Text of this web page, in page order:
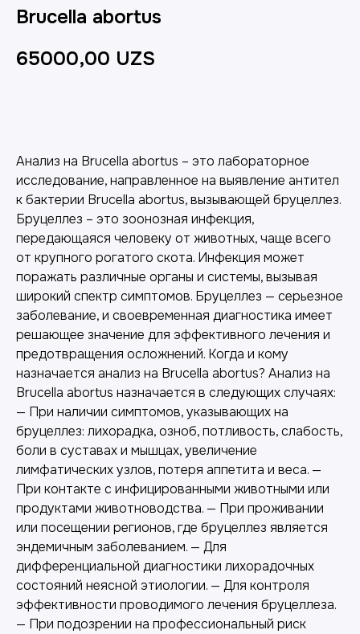
Brucella abortus
65000,00 UZS
Анализ на Brucella abortus – это лабораторное
исследование, направленное на выявление антител
к бактерии Brucella abortus, вызывающей бруцеллез.
Бруцеллез – это зоонозная инфекция,
передающаяся человеку от животных, чаще всего
от крупного рогатого скота. Инфекция может
поражать различные органы и системы, вызывая
широкий спектр симптомов. Бруцеллез — серьезное
заболевание, и своевременная диагностика имеет
решающее значение для эффективного лечения и
предотвращения осложнений. Когда и кому
назначается анализ на Brucella abortus? Анализ на
Brucella abortus назначается в следующих случаях:
— При наличии симптомов, указывающих на
бруцеллез: лихорадка, озноб, потливость, слабость,
боли в суставах и мышцах, увеличение
лимфатических узлов, потеря аппетита и веса. —
При контакте с инфицированными животными или
продуктами животноводства. — При проживании
или посещении регионов, где бруцеллез является
эндемичным заболеванием. — Для
дифференциальной диагностики лихорадочных
состояний неясной этиологии. — Для контроля
эффективности проводимого лечения бруцеллеза.
— При подозрении на профессиональный риск